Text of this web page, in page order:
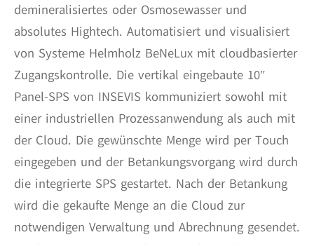
demineralisiertes oder Osmosewasser und
absolutes Hightech. Automatisiert und visualisiert
von Systeme Helmholz BeNeLux mit cloudbasierter
Zugangskontrolle. Die vertikal eingebaute 10″
Panel-SPS von INSEVIS kommuniziert sowohl mit
einer industriellen Prozessanwendung als auch mit
der Cloud. Die gewünschte Menge wird per Touch
eingegeben und der Betankungsvorgang wird durch
die integrierte SPS gestartet. Nach der Betankung
wird die gekaufte Menge an die Cloud zur
notwendigen Verwaltung und Abrechnung gesendet.